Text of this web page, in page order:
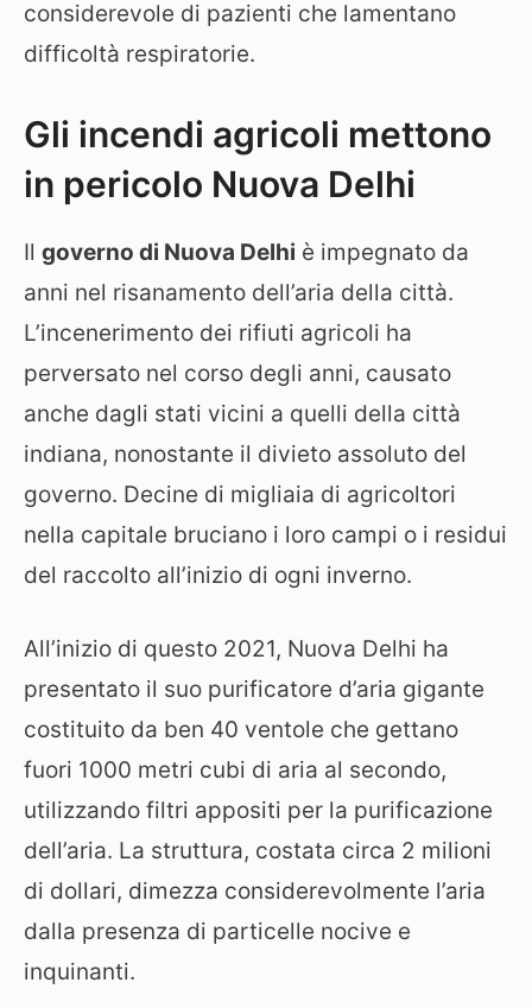
considerevole di pazienti che lamentano
difficoltà respiratorie.
Gli incendi agricoli mettono
in pericolo Nuova Delhi
Il governo di Nuova Delhi è impegnato da
anni nel risanamento dell’aria della città.
L’incenerimento dei rifiuti agricoli ha
perversato nel corso degli anni, causato
anche dagli stati vicini a quelli della città
indiana, nonostante il divieto assoluto del
governo. Decine di migliaia di agricoltori
nella capitale bruciano i loro campi o i residui
del raccolto all’inizio di ogni inverno.
All’inizio di questo 2021, Nuova Delhi ha
presentato il suo purificatore d’aria gigante
costituito da ben 40 ventole che gettano
fuori 1000 metri cubi di aria al secondo,
utilizzando filtri appositi per la purificazione
dell’aria. La struttura, costata circa 2 milioni
di dollari, dimezza considerevolmente l’aria
dalla presenza di particelle nocive e
inquinanti.